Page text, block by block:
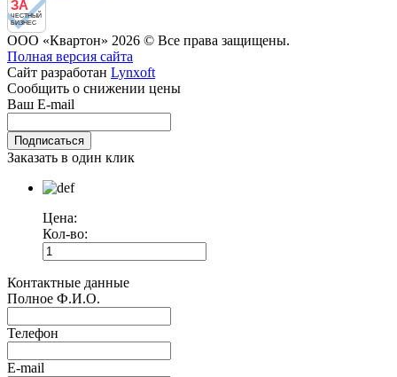
ЗА
ЧЕСТНЫЙ
БИЗНЕС
ООО «Квартон» 2026 © Все права защищены.
Полная версия сайта
Сайт разработан Lynxoft
Сообщить о снижении цены
Ваш E-mail
Заказать в один клик
Цена:
Кол-во:
Контактные данные
Полное Ф.И.О.
Телефон
E-mail